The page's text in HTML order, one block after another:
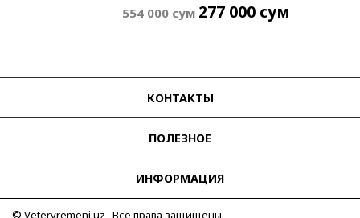
554 000сум 277 000 сум
КОНТАКТЫ
ПОЛЕЗНОЕ
ИНФОРМАЦИЯ
© Vetervremeni.uz Все права защищены.